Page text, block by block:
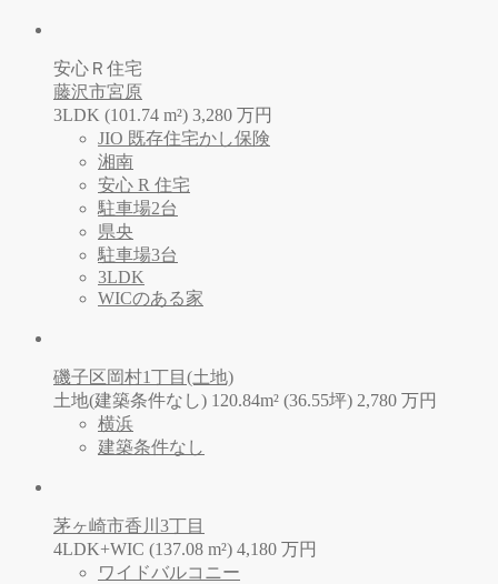
安心Ｒ住宅
藤沢市宮原
3LDK (101.74 m²) 3,280 万円
JIO 既存住宅かし保険
湘南
安心 R 住宅
駐車場2台
県央
駐車場3台
3LDK
WICのある家
磯子区岡村1丁目(土地)
土地(建築条件なし) 120.84m² (36.55坪) 2,780 万円
横浜
建築条件なし
茅ヶ崎市香川3丁目
4LDK+WIC (137.08 m²) 4,180 万円
ワイドバルコニー